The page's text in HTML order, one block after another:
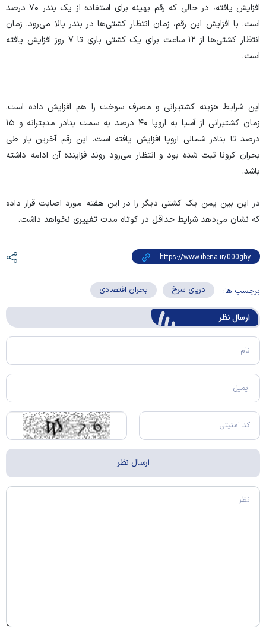
افزایش یافته، در حالی که رقم بهینه برای استفاده از یک بندر ۷۰ درصد
است. با افزایش این رقم، زمان انتظار کشتی‌ها در بندر بالا می‌رود. زمان
انتظار کشتی‌ها از ۱۲ ساعت برای یک کشتی باری تا ۷ روز افزایش یافته
است.
این شرایط هزینه کشتیرانی و مصرف سوخت را هم افزایش داده است.
زمان کشتیرانی از آسیا به اروپا ۴۰ درصد به سمت بنادر مدیترانه و ۱۵
درصد تا بنادر شمالی اروپا افزایش یافته است. این رقم آخرین بار طی
بحران کرونا ثبت شده بود و انتظار می‌رود روند فزاینده آن ادامه داشته
باشد.
در این بین یمن یک کشتی دیگر را در این هفته مورد اصابت قرار داده
که نشان می‌دهد شرایط حداقل در کوتاه مدت تغییری نخواهد داشت.
برچسب ها: دریای سرخ بحران اقتصادی
ارسال‌ نظر